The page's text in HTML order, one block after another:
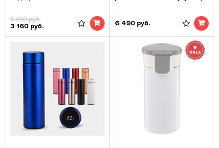
3 950руб.
3 160 руб. 6 490 руб.